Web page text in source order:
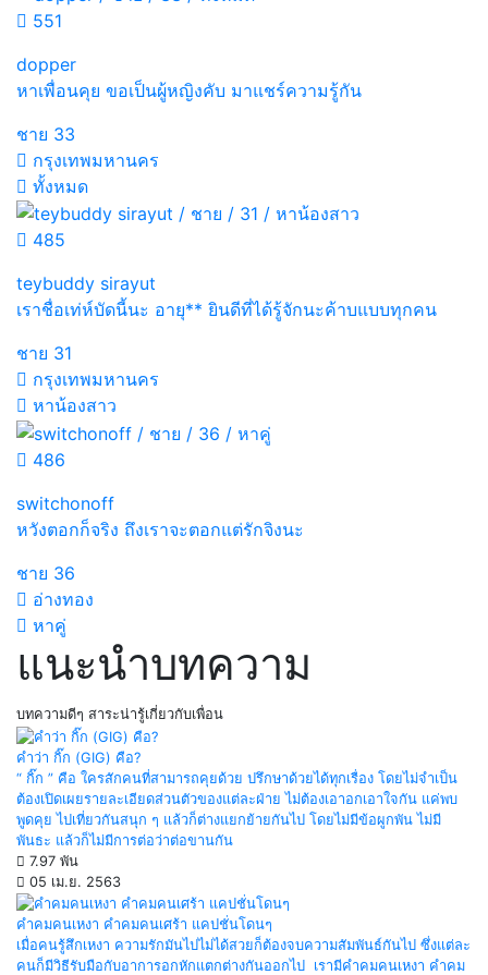
551
dopper
หาเพื่อนคุย ขอเป็นผู้หญิงคับ มาแชร์ความรู้กัน
ชาย 33
กรุงเทพมหานคร
ทั้งหมด
485
teybuddy sirayut
เราชื่อเท่ห์บัดนี้นะ อายุ** ยินดีที่ได้รู้จักนะค้าบแบบทุกคน
ชาย 31
กรุงเทพมหานคร
หาน้องสาว
486
switchonoff
หวังตอกก็จริง ถึงเราจะตอกแต่รักจิงนะ
ชาย 36
อ่างทอง
หาคู่
แนะนำบทความ
บทความดีๆ สาระน่ารู้เกี่ยวกับเพื่อน
คำว่า กิ๊ก (GIG) คือ?
“ กิ๊ก ” คือ ใครสักคนที่สามารถคุยด้วย ปรึกษาด้วยได้ทุกเรื่อง โดยไม่จำเป็น
ต้องเปิดเผยรายละเอียดส่วนตัวของแต่ละฝ่าย ไม่ต้องเอาอกเอาใจกัน แค่พบ
พูดคุย ไปเที่ยวกันสนุก ๆ แล้วก็ต่างแยกย้ายกันไป โดยไม่มีข้อผูกพัน ไม่มี
พันธะ แล้วก็ไม่มีการต่อว่าต่อขานกัน
7.97 พัน
05 เม.ย. 2563
คำคมคนเหงา คำคมคนเศร้า แคปชั่นโดนๆ
เมื่อคนรู้สึกเหงา ความรักมันไปไม่ได้สวยก็ต้องจบความสัมพันธ์กันไป ซึ่งแต่ละ
คนก็มีวิธีรับมือกับอาการอกหักแตกต่างกันออกไป เรามีคำคมคนเหงา คำคม